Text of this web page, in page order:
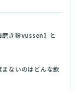
磨き粉vussen】と
ないのはどんな飲